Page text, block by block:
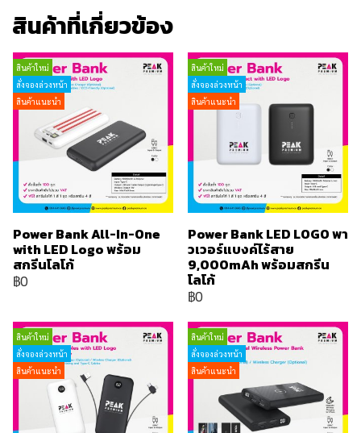
สินค้าที่เกี่ยวข้อง
สินค้าใหม่
สั่งจองล่วงหน้า
สินค้าแนะนำ
Power Bank All-In-One
with LED Logo พร้อม
สกรีนโลโก้
฿0
สินค้าใหม่
สั่งจองล่วงหน้า
สินค้าแนะนำ
Power Bank LED LOGO พา
วเวอร์แบงค์ไร้สาย
9,000mAh พร้อมสกรีน
โลโก้
฿0
สินค้าใหม่
สั่งจองล่วงหน้า
สินค้าแนะนำ
สินค้าใหม่
สั่งจองล่วงหน้า
สินค้าแนะนำ